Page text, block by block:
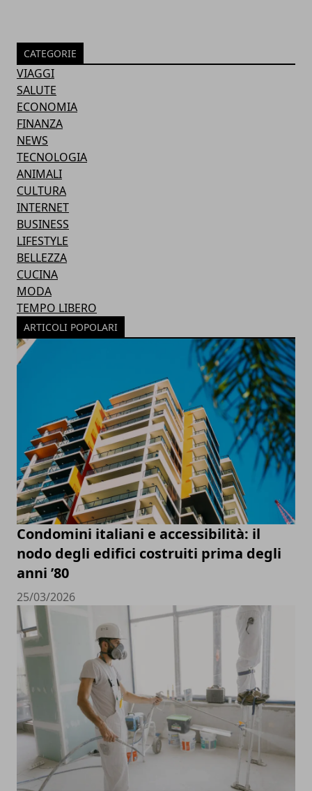
CATEGORIE
VIAGGI
SALUTE
ECONOMIA
FINANZA
NEWS
TECNOLOGIA
ANIMALI
CULTURA
INTERNET
BUSINESS
LIFESTYLE
BELLEZZA
CUCINA
MODA
TEMPO LIBERO
ARTICOLI POPOLARI
Condomini italiani e accessibilità: il
nodo degli edifici costruiti prima degli
anni ’80
25/03/2026